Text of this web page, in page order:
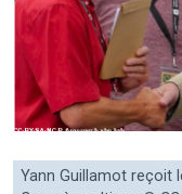
Yann Guillamot reçoit